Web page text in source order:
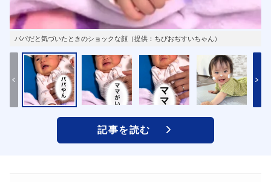
パパだと気づいたときのショックな顔（提供：ちびおぢすいちゃん）
記事を読む